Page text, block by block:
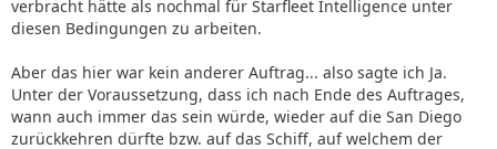
verbracht hätte als nochmal für Starfleet Intelligence unter
diesen Bedingungen zu arbeiten.
Aber das hier war kein anderer Auftrag... also sagte ich Ja.
Unter der Voraussetzung, dass ich nach Ende des Auftrages,
wann auch immer das sein würde, wieder auf die San Diego
zurückkehren dürfte bzw. auf das Schiff, auf welchem der